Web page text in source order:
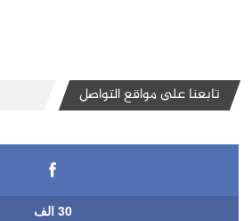
تابعنا على مواقع التواصل
30 الف